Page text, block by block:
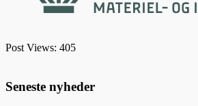
Post Views: 405
Seneste nyheder